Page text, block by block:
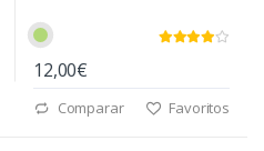
12,00€
Comparar Favoritos